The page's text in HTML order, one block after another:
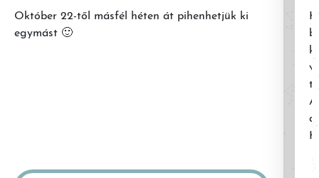
Október 22-től másfél héten át pihenhetjük ki
egymást 🙂
a